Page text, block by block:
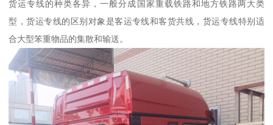
货运专线的种类各异，一般分成国家重载铁路和地方铁路两大类
型，货运专线的区别对象是客运专线和客货共线，货运专线特别适
合大型笨重物品的集散和输送。